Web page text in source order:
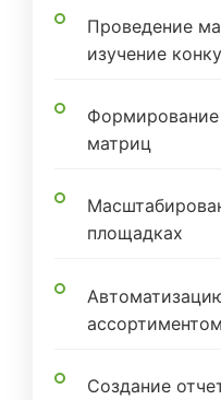
Проведение
изучение
матриц
площадках
ассортиментом
Создание